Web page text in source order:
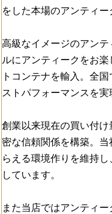
をした本場のアンティー
高級なイメージのアン
ルにアンティークをお
トコンテナを輸入。全
ストパフォーマンスを実
創業以来現在の買い付
密な信頼関係を構築。
らえる環境作りを維持
しています。
また当店ではアンティ